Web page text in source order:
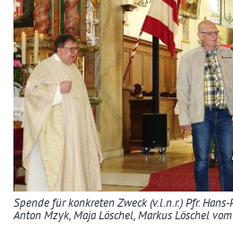
Spende für konkreten Zweck (v.l.n.r.) Pfr.
Anton Mzyk, Maja Löschel, Markus Löschel